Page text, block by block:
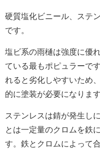
硬質塩化ビニール、ステ
です。
塩ビ系の雨樋は強度に優
ている最もポピュラーで
れると劣化しやすいため
的に塗装が必要になります
ステンレスは錆が発生し
とは一定量のクロムを鉄
す。鉄とクロムによって